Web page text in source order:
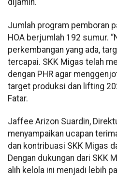
dijamin.
Jumlah program pemboran
HOA berjumlah 192 sumur.
perkembangan yang ada,
tercapai. SKK Migas telah
dengan PHR agar
target produksi dan lifting
Fatar.
Jaffee Arizon Suardin,
menyampaikan ucapan
dan kontribuasi SKK Migas
Dengan dukungan dari SKK
alih kelola ini menjadi lebih